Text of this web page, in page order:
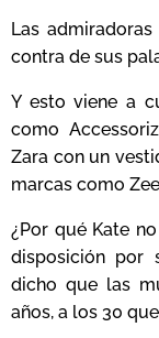
Las
contra de sus
Y esto viene a
como
Zara con un
marcas como
¿Por qué Kate
disposición por
dicho que las
años, a los 30